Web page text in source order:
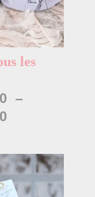
les
–
Plage
prix :
CHF35.00
à